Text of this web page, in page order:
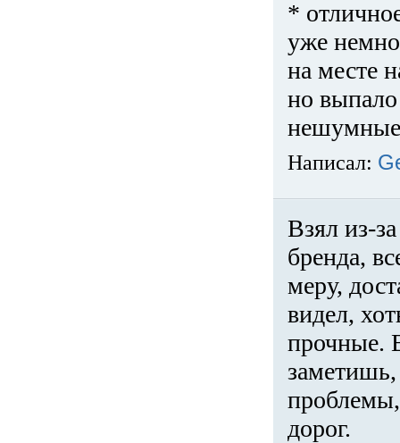
*
уже
на месте
но
нешумные
Написал:
Взял из-
бренда,
меру,
видел,
прочные.
проблемы,
дорог.